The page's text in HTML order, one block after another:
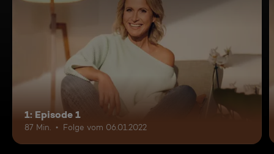
1: Episode 1
87 Min. Folge vom 06.01.2022